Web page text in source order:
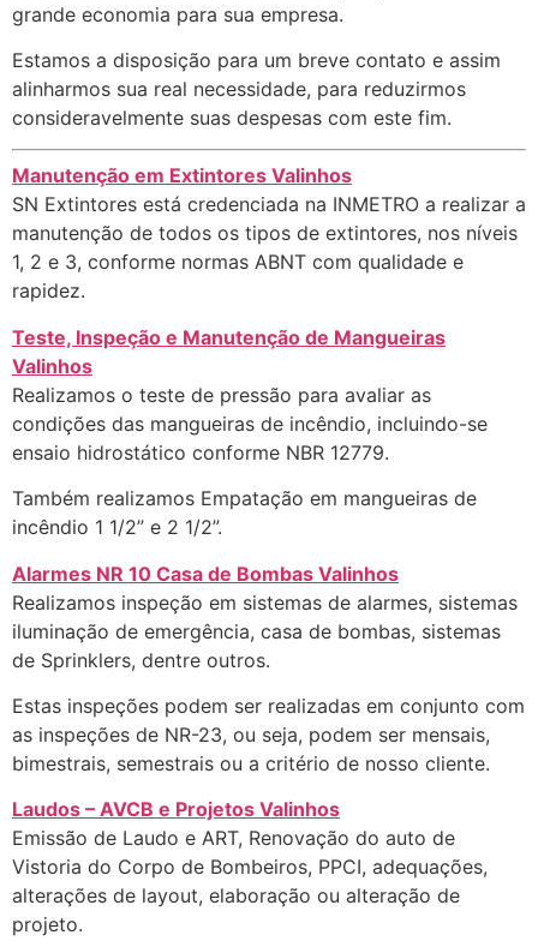
grande economia para sua empresa.
Estamos a disposição para um breve contato e assim
alinharmos sua real necessidade, para reduzirmos
consideravelmente suas despesas com este fim.
Manutenção em Extintores Valinhos
SN Extintores está credenciada na INMETRO a realizar a
manutenção de todos os tipos de extintores, nos níveis
1, 2 e 3, conforme normas ABNT com qualidade e
rapidez.
Teste, Inspeção e Manutenção de Mangueiras
Valinhos
Realizamos o teste de pressão para avaliar as
condições das mangueiras de incêndio, incluindo-se
ensaio hidrostático conforme NBR 12779.
Também realizamos Empatação em mangueiras de
incêndio 1 1/2” e 2 1/2”.
Alarmes NR 10 Casa de Bombas Valinhos
Realizamos inspeção em sistemas de alarmes, sistemas
iluminação de emergência, casa de bombas, sistemas
de Sprinklers, dentre outros.
Estas inspeções podem ser realizadas em conjunto com
as inspeções de NR-23, ou seja, podem ser mensais,
bimestrais, semestrais ou a critério de nosso cliente.
Laudos – AVCB e Projetos Valinhos
Emissão de Laudo e ART, Renovação do auto de
Vistoria do Corpo de Bombeiros, PPCI, adequações,
alterações de layout, elaboração ou alteração de
projeto.